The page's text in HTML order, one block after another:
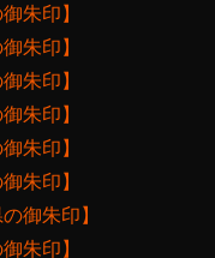
朱印】
朱印】
朱印】
朱印】
朱印】
朱印】
御朱印】
朱印】